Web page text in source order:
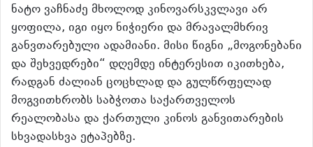
ნატო ვაჩნაძე მხოლოდ კინოვარსკვლავი არ
ყოფილა, იგი იყო ნიჭიერი და მრავალმხრივ
განვთარებული ადამიანი. მისი წიგნი „მოგონებანი
და შეხვედრები“ დღემდე ინტერესით იკითხება,
რადგან ძალიან ცოცხლად და გულწრფელად
მოგვითხრობს საბჭოთა საქართველოს
რეალობასა და ქართული კინოს განვითარების
სხვადასხვა ეტაპებზე.